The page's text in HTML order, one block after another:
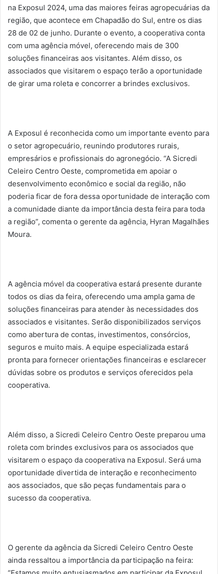
na Exposul 2024, uma das maiores feiras agropecuárias da
região, que acontece em Chapadão do Sul, entre os dias
28 de 02 de junho. Durante o evento, a cooperativa conta
com uma agência móvel, oferecendo mais de 300
soluções financeiras aos visitantes. Além disso, os
associados que visitarem o espaço terão a oportunidade
de girar uma roleta e concorrer a brindes exclusivos.
A Exposul é reconhecida como um importante evento para
o setor agropecuário, reunindo produtores rurais,
empresários e profissionais do agronegócio. “A Sicredi
Celeiro Centro Oeste, comprometida em apoiar o
desenvolvimento econômico e social da região, não
poderia ficar de fora dessa oportunidade de interação com
a comunidade diante da importância desta feira para toda
a região”, comenta o gerente da agência, Hyran Magalhães
Moura.
A agência móvel da cooperativa estará presente durante
todos os dias da feira, oferecendo uma ampla gama de
soluções financeiras para atender às necessidades dos
associados e visitantes. Serão disponibilizados serviços
como abertura de contas, investimentos, consórcios,
seguros e muito mais. A equipe especializada estará
pronta para fornecer orientações financeiras e esclarecer
dúvidas sobre os produtos e serviços oferecidos pela
cooperativa.
Além disso, a Sicredi Celeiro Centro Oeste preparou uma
roleta com brindes exclusivos para os associados que
visitarem o espaço da cooperativa na Exposul. Será uma
oportunidade divertida de interação e reconhecimento
aos associados, que são peças fundamentais para o
sucesso da cooperativa.
O gerente da agência da Sicredi Celeiro Centro Oeste
ainda ressaltou a importância da participação na feira: